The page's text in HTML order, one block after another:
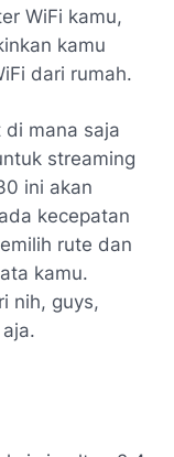
WiFi kamu,
kamu
dari rumah.
di mana saja
streaming
ini akan
kecepatan
rute dan
kamu.
nih, guys,